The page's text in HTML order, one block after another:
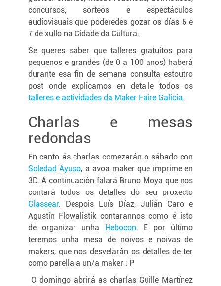
concursos, sorteos e espectáculos
audiovisuais que poderedes gozar os días 6 e
7 de xullo na Cidade da Cultura.
Se queres saber que talleres gratuítos para
pequenos e grandes (de 0 a 100 anos) haberá
durante esa fin de semana consulta estoutro
post onde explicamos en detalle todos os
talleres e actividades da Maker Faire Galicia.
Charlas e mesas
redondas
En canto ás charlas comezarán o sábado con
Soledad Ayuso, a avoa maker que imprime en
3D. A continuación falará Bruno Moya que nos
contará todos os detalles do seu proxecto
Glassear. Despois Luís Díaz, Julián Caro e
Agustín Flowalistik contarannos como é isto
de organizar unha Hebocon. E por último
teremos unha mesa de noivos e noivas de
makers, que nos desvelarán os detalles de ter
como parella a un/a maker : P
O domingo abrirá as charlas Guille Martínez